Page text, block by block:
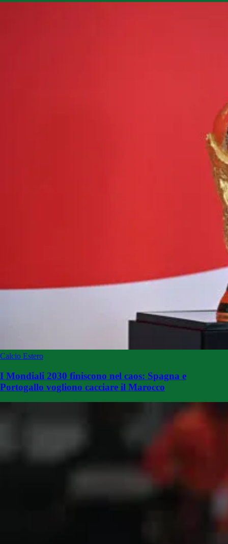
Calcio Estero
I Mondiali 2030 finiscono nel caos: Spagna e
Portogallo vogliono cacciare il Marocco